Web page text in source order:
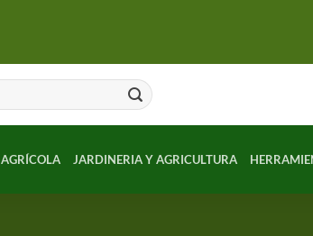
JARDINERIA Y AGRICULTURA